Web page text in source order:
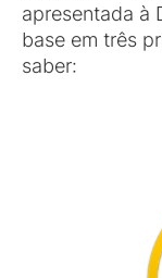
apresentada à
base em três
saber: